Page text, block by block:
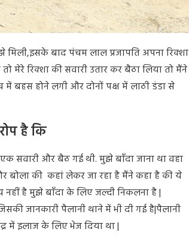
मिली,इसके बाद पंचम लाल प्रजापति अपना रिक्शा
रिक्शा की सवारी उतार कर बैठा लिया तो मैंने
में बहस होने लगी और दोनों पक्ष में लाठी डंडा से
है कि
सवारी और बैठ गई थी. मुझे बाँदा जाना था वहा
बोला की कहां लेकर जा रहा है मैंने कहा है की ये
नहीं हैमुझे बाँदा के लिए जल्दी निकलना है |
जानकारी पैलानी थाने में भी दी गई है|पैलानी
में इलाज के लिएभेज दिया था |